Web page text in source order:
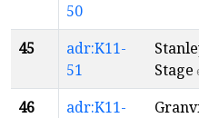
50
45
adr:K11-
51
Stage
46
adr:K11-